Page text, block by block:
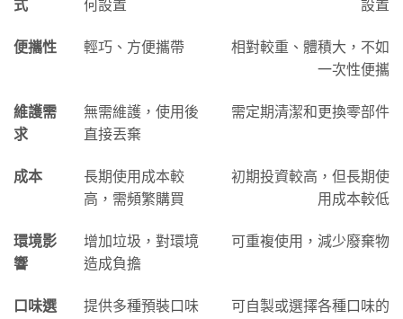
式
何設置
設置
便攜性 輕巧、方便攜帶
相對較重、體積大，不如
一次性便攜
維護需
求
無需維護，使用後
直接丟棄
需定期清潔和更換零部件
成本
長期使用成本較
高，需頻繁購買
初期投資較高，但長期使
用成本較低
環境影
響
增加垃圾，對環境
造成負擔
可重複使用，減少廢棄物
口味選
提供多種預裝口味
可自製或選擇各種口味的